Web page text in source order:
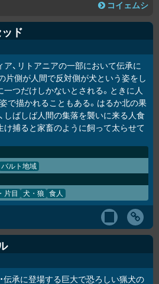
コイェムシ
ド
ア、リトアニアの一部において伝承に
片側が人間で反対側が犬という姿をし
一つだけしかないとされる。ときに人
で描かれることもある。はるか北の果
しばしば人間の集落を襲いに来る人食
け捕ると家畜のように飼って太らせて
バルト地域
片目 犬・狼 食人
伝承に登場する巨大で恐ろしい猟犬の